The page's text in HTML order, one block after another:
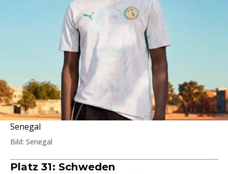
Senegal
Bild: Senegal
Platz 31: Schweden